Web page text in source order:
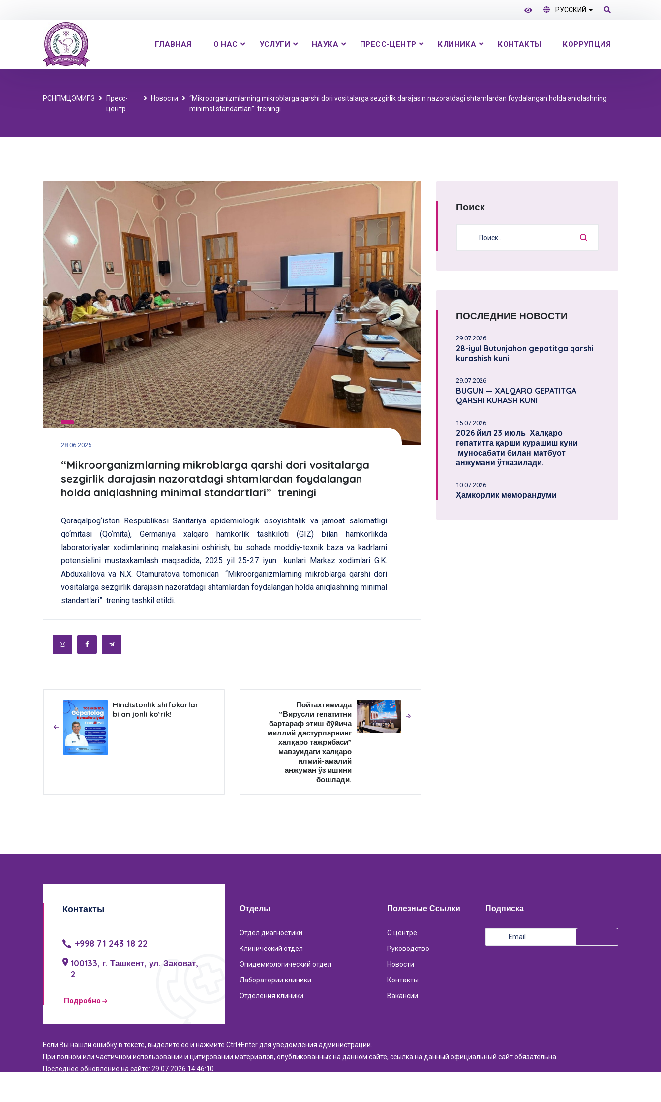
РУССКИЙ
ГЛАВНАЯ О НАС УСЛУГИ НАУКА ПРЕСС-ЦЕНТР КЛИНИКА КОНТАКТЫ КОРРУПЦИЯ
РСНПМЦЭМИПЗ
Пресс-
центр
Новости
“Mikroorganizmlarning mikroblarga qarshi dori vositalarga sezgirlik darajasin nazoratdagi shtamlardan foydalangan holda aniqlashning
minimal standartlari” treningi
28.06.2025
“Mikroorganizmlarning mikroblarga qarshi dori vositalarga
sezgirlik darajasin nazoratdagi shtamlardan foydalangan
holda aniqlashning minimal standartlari” treningi
Qoraqalpog‘iston Respublikasi Sanitariya epidemiologik osoyishtalik va jamoat salomatligi
qo‘mitasi (Qo‘mita), Germaniya xalqaro hamkorlik tashkiloti (GIZ) bilan hamkorlikda
laboratoriyalar xodimlarining malakasini oshirish, bu sohada moddiy-texnik baza va kadrlarni
potensialini mustaxkamlash maqsadida, 2025 yil 25-27 iyun kunlari Markaz xodimlari G.K.
Abduxalilova va N.X. Otamuratova tomonidan “Mikroorganizmlarning mikroblarga qarshi dori
vositalarga sezgirlik darajasin nazoratdagi shtamlardan foydalangan holda aniqlashning minimal
standartlari” trening tashkil etildi.
Hindistonlik shifokorlar
bilan jonli ko‘rik!
Пойтахтимизда
“Вирусли гепатитни
бартараф этиш бўйича
миллий дастурларнинг
халқаро тажрибаси”
мавзуидаги халқаро
илмий-амалий
анжуман ўз ишини
бошлади.
Поиск
ПОСЛЕДНИЕ НОВОСТИ
29.07.2026
28-iyul Butunjahon gepatitga qarshi
kurashish kuni
29.07.2026
BUGUN — XALQARO GEPATITGA
QARSHI KURASH KUNI
15.07.2026
2026 йил 23 июль Халқаро
гепатитга қарши курашиш куни
муносабати билан матбуот
анжумани ўтказилади.
10.07.2026
Ҳамкорлик меморандуми
Контакты
+998 71 243 18 22
100133, г. Ташкент, ул. Заковат,
2
Подробно
Отделы
Отдел диагностики
Клинический отдел
Эпидемиологический отдел
Лаборатории клиники
Отделения клиники
Полезные Ссылки
О центре
Руководство
Новости
Контакты
Вакансии
Подписка
Если Вы нашли ошибку в тексте, выделите её и нажмите Ctrl+Enter для уведомления администрации.
При полном или частичном использовании и цитировании материалов, опубликованных на данном сайте, ссылка на данный официальный сайт обязательна.
Последнее обновление на сайте: 29.07.2026 14:46:10